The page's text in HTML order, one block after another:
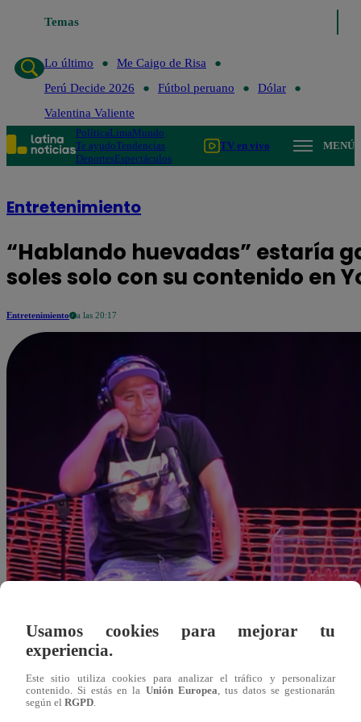
Temas
Lo último
Me Caigo de Risa
Perú Decide 2026
Fútbol peruano
Dólar
Valentina Valiente
PolíticaLimaMundo
Te ayudoTendencias
DeportesEspectáculos
TV en vivo MENÚ
Entretenimiento
“Hablando huevadas” estaría
soles solo con su contenido en
Entretenimiento a las 20:17
Usamos cookies para mejorar tu
experiencia.
Este sitio utiliza cookies para analizar el tráfico y personalizar
contenido. Si estás en la Unión Europea , tus datos se gestionarán
según el RGPD